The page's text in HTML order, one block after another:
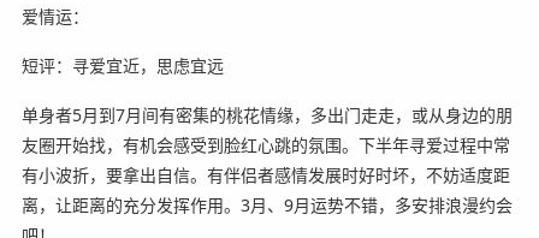
爱情运：
短评：寻爱宜近，思虑宜远
单身者5月到7月间有密集的桃花情缘，多出门走走，或从身边的朋
友圈开始找，有机会感受到脸红心跳的氛围。下半年寻爱过程中常
有小波折，要拿出自信。有伴侣者感情发展时好时坏，不妨适度距
离，让距离的充分发挥作用。3月、9月运势不错，多安排浪漫约会